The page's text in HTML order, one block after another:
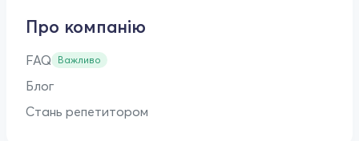
Про компанію
FAQ Важливо
Блог
Стань репетитором